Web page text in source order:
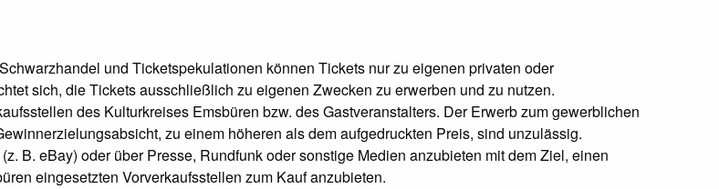
und Ticketspekulationen können Tickets nur zu eigenen privaten oder
sich, die Tickets ausschließlich zu eigenen Zwecken zu erwerben und zu nutzen.
des Kulturkreises Emsbüren bzw. des Gastveranstalters. Der Erwerb zum gewerblichen
zu einem höheren als dem aufgedruckten Preis, sind unzulässig.
B. eBay) oder über Presse, Rundfunk oder sonstige Medien anzubieten mit dem Ziel, einen
eingesetzten Vorverkaufsstellen zum Kauf anzubieten.